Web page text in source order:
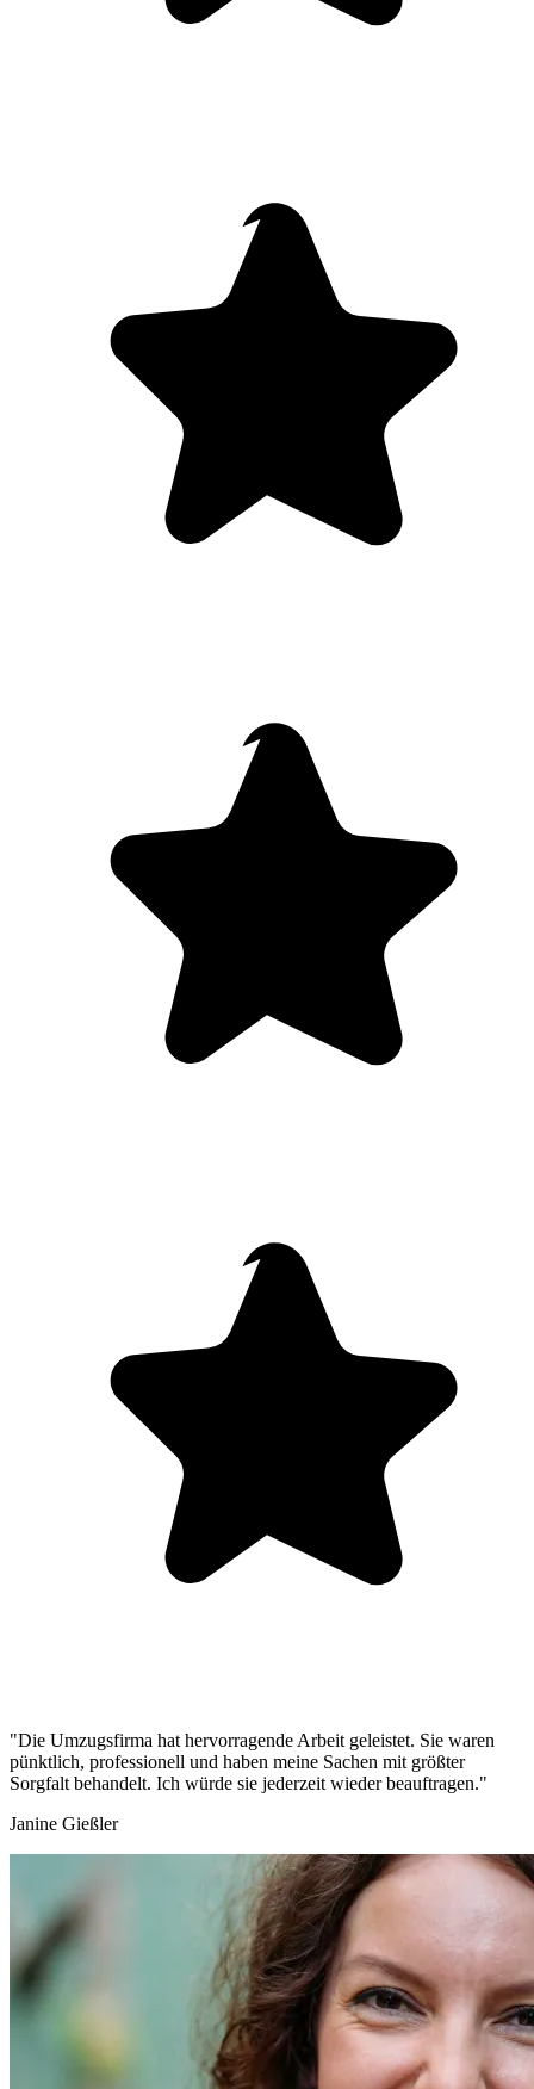
"Die Umzugsfirma hat hervorragende Arbeit geleistet. Sie waren
pünktlich, professionell und haben meine Sachen mit größter
Sorgfalt behandelt. Ich würde sie jederzeit wieder beauftragen."
Janine Gießler